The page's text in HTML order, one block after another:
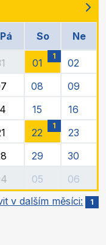
Pá So Ne
01
1
02
08
09
15
16
22
1
23
29
30
05
06
v dalším měsíci:
1